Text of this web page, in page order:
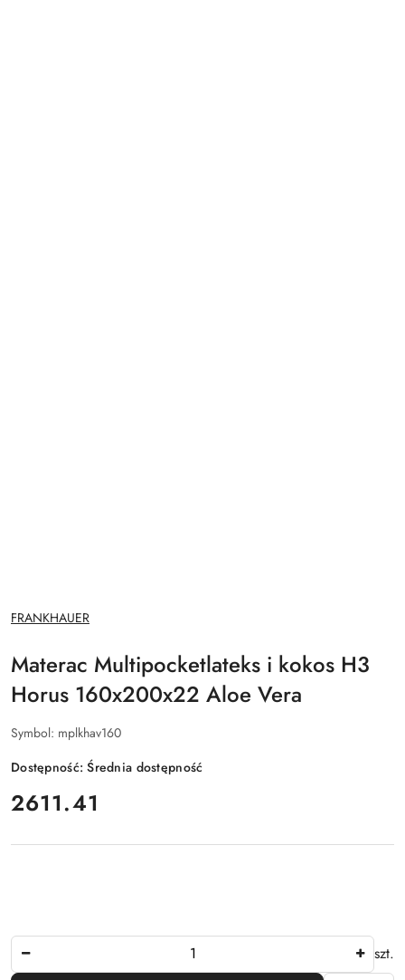
NAZWA
PRODUCENTA:
FRANKHAUER
Materac Multipocketlateks i kokos H3
Horus 160x200x22 Aloe Vera
Symbol: mplkhav160
Dostępność:Średnia dostępność
cena:
2611.41
szt.